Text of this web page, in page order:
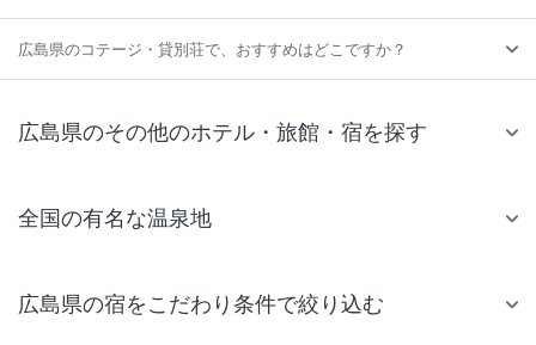
広島県のコテージ・貸別荘で、おすすめはどこですか？
広島県のその他のホテル・旅館・宿を探す
全国の有名な温泉地
広島県の宿をこだわり条件で絞り込む